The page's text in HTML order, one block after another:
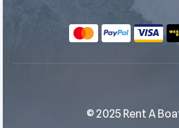
© 2025 Rent A